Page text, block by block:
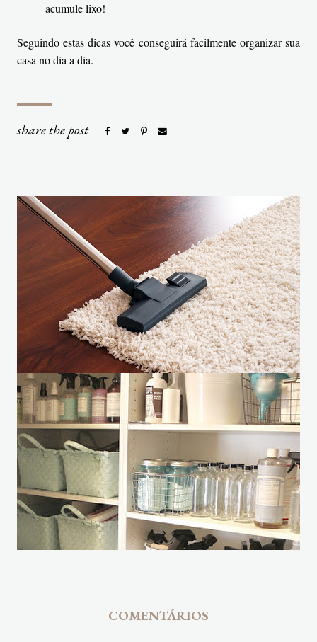
acumule lixo!
Seguindo estas dicas você conseguirá facilmente organizar sua
casa no dia a dia.
COMENTÁRIOS